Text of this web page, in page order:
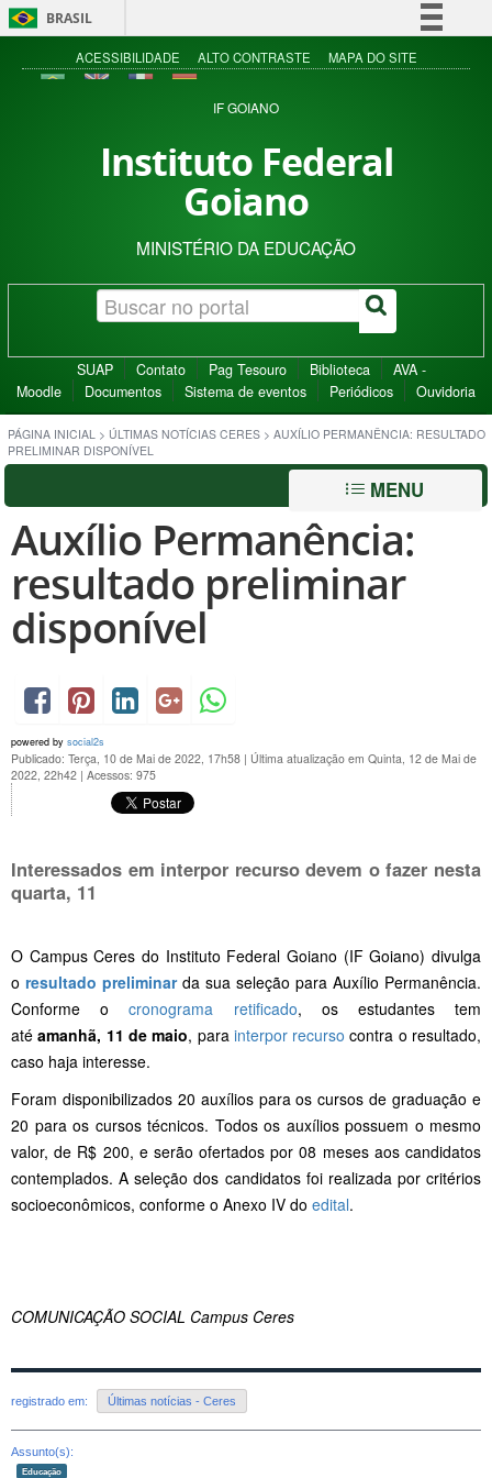
BRASIL
Simplifique!
Acesso à informação
ACESSIBILIDADE ALTO CONTRASTE MAPA DO SITE
IF GOIANO
Instituto Federal
Goiano
MINISTÉRIO DA EDUCAÇÃO
SUAP Contato Pag Tesouro Biblioteca
AVA -
Moodle
Documentos Sistema de eventos Periódicos Ouvidoria
PÁGINA INICIAL > ÚLTIMAS NOTÍCIAS CERES > AUXÍLIO PERMANÊNCIA: RESULTADO
PRELIMINAR DISPONÍVEL
MENU
Auxílio Permanência:
resultado preliminar
disponível
powered by social2s
Publicado: Terça, 10 de Mai de 2022, 17h58 | Última atualização em Quinta, 12 de Mai de
2022, 22h42 | Acessos: 975
Interessados em interpor recurso devem o fazer nesta
quarta, 11
O Campus Ceres do Instituto Federal Goiano (IF Goiano) divulga
o resultado preliminarda sua seleção para Auxílio Permanência.
Conforme ocronograma retificado, os estudantes tem
atéamanhã, 11 de maio, para interpor recurso contra o resultado,
caso haja interesse.
Foram disponibilizados 20 auxílios para os cursos de graduação e
20 para os cursos técnicos. Todos os auxílios possuem o mesmo
valor, de R$ 200, e serão ofertados por 08 meses aos candidatos
contemplados. A seleção dos candidatos foi realizada por critérios
socioeconômicos, conforme o Anexo IV do edital.
COMUNICAÇÃO SOCIAL Campus Ceres
registrado em: Últimas notícias - Ceres
Assunto(s):
Educação